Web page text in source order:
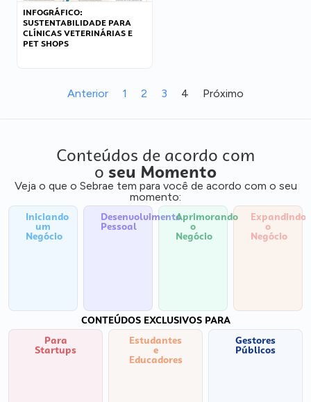
INFOGRÁFICO:
SUSTENTABILIDADE PARA
CLÍNICAS VETERINÁRIAS E
PET SHOPS
Anterior 1 2 3 4 Próximo
Conteúdos de acordo com
o seu Momento
Veja o que o Sebrae tem para você de acordo com o seu
momento:
Iniciando
um
Negócio
Desenvolvimento
Pessoal
Aprimorando
o
Negócio
Expandindo
o
Negócio
CONTEÚDOS EXCLUSIVOS PARA
Para
Startups
Estudantes
e
Educadores
Gestores
Públicos